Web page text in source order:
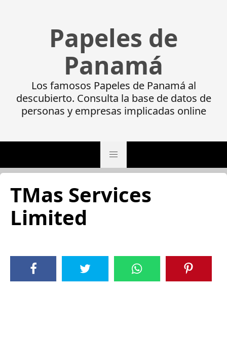
Papeles de
Panamá
Los famosos Papeles de Panamá al
descubierto. Consulta la base de datos de
personas y empresas implicadas online
TMas Services
Limited